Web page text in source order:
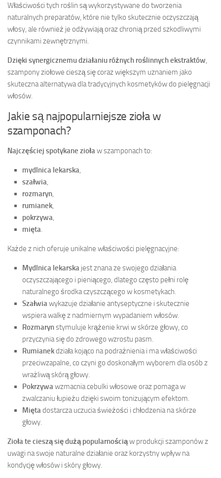
Właściwości tych roślin są wykorzystywane do tworzenia
naturalnych preparatów, które nie tylko skutecznie oczyszczają
włosy, ale również je odżywiają oraz chronią przed szkodliwymi
czynnikami zewnętrznymi.
Dzięki synergicznemu działaniu różnych roślinnych ekstraktów,
szampony ziołowe cieszą się coraz większym uznaniem jako
skuteczna alternatywa dla tradycyjnych kosmetyków do pielęgnacji
włosów.
Jakie są najpopularniejsze zioła w
szamponach?
Najczęściej spotykane zioław szamponach to:
mydlnica lekarska,
szałwia,
rozmaryn,
rumianek,
pokrzywa,
mięta.
Każde z nich oferuje unikalne właściwości pielęgnacyjne:
Mydlnica lekarska jest znana ze swojego działania
oczyszczającego i pieniącego, dlatego często pełni rolę
naturalnego środka czyszczącego w kosmetykach.
Szałwiawykazuje działanie antyseptyczne i skutecznie
wspiera walkę z nadmiernym wypadaniem włosów.
Rozmarynstymuluje krążenie krwi w skórze głowy, co
przyczynia się do zdrowego wzrostu pasm.
Rumianekdziała kojąco na podrażnienia i ma właściwości
przeciwzapalne, co czyni go doskonałym wyborem dla osób z
wrażliwą skórą głowy.
Pokrzywawzmacnia cebulki włosowe oraz pomaga w
zwalczaniu łupieżu dzięki swoim tonizującym efektom.
Miętadostarcza uczucia świeżości i chłodzenia na skórze
głowy.
Zioła te cieszą się dużą popularnościąw produkcji szamponów z
uwagi na swoje naturalne działanie oraz korzystny wpływ na
kondycję włosów i skóry głowy.